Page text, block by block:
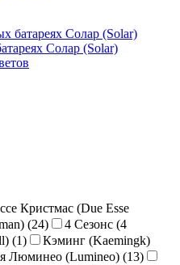
батареях Солар (Solar)
Солар (Solar)
Кристмас (Due Esse
(24)
4 Сезонс (4
(1)
Кэминг (Kaemingk)
Люминео (Lumineo) (13)